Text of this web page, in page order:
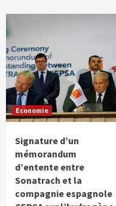
Economie
Signature d’un
mémorandum
d’entente entre
Sonatrach et la
compagnie espagnole